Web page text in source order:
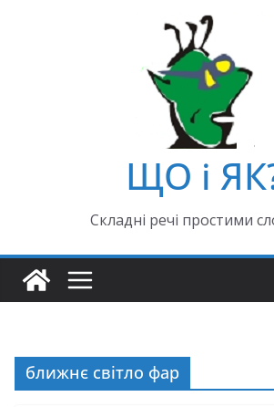
ЩО і
Складні речі простими
ближнє світло фар